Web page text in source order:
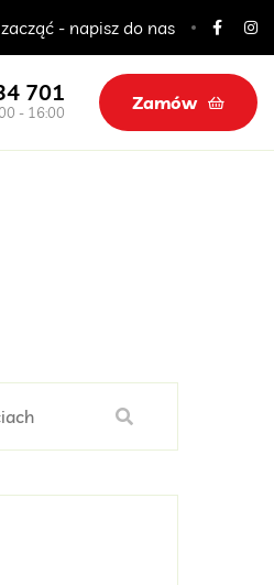
i żłobków
- napisz do nas
701
- 16:00 Zamów